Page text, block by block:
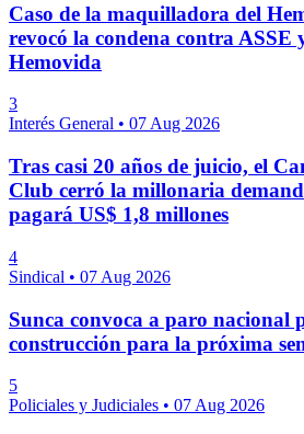
Caso de la maquilladora del
revocó la condena contra ASSE
Hemovida
3
Interés General • 07 Aug 2026
Tras casi 20 años de juicio, el
Club cerró la millonaria
pagará US$ 1,8 millones
4
Sindical • 07 Aug 2026
Sunca convoca a paro nacional
construcción para la próxima
5
Policiales y Judiciales • 07 Aug 2026